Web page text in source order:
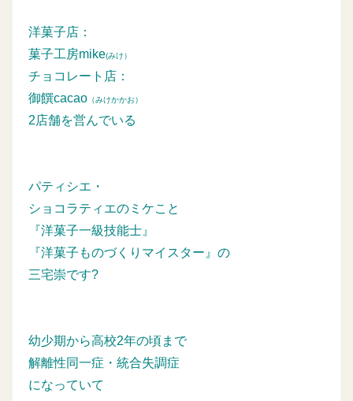
洋菓子店：
菓子工房mike(みけ）
チョコレート店：
御饌cacao （みけかかお）
2店舗を営んでいる
パティシエ・
ショコラティエのミケこと
『洋菓子一級技能士』
『洋菓子ものづくりマイスター』の
三宅崇です?
幼少期から高校2年の頃まで
解離性同一症・統合失調症
になっていて